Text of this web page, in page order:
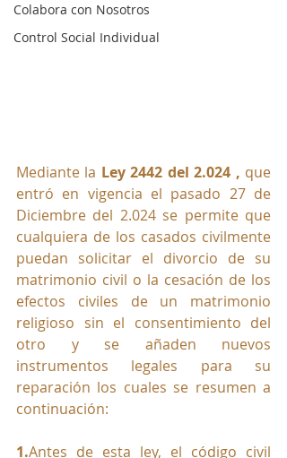
Colabora con Nosotros
Control Social Individual
Mediante la Ley 2442 del 2.024 , que
entró en vigencia el pasado 27 de
Diciembre del 2.024 se permite que
cualquiera de los casados civilmente
puedan solicitar el divorcio de su
matrimonio civil o la cesación de los
efectos civiles de un matrimonio
religioso sin el consentimiento del
otro y se añaden nuevos
instrumentos legales para su
reparación los cuales se resumen a
continuación:
1.